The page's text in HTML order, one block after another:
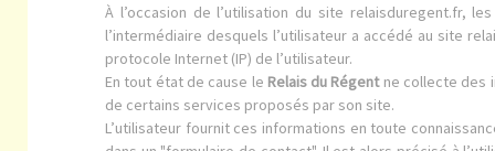
À l’occasion de l’utilisation du site relaisduregent.fr,
l’intermédiaire desquels l’utilisateur a accédé au site
protocole Internet (IP) de l’utilisateur.
En tout état de cause le Relais du Régent ne collecte des
de certains services proposés par son site.
L’utilisateur fournit ces informations en toute